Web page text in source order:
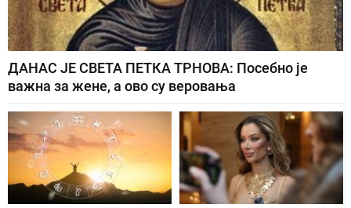
ДАНАС ЈЕ СВЕТА ПЕТКА ТРНОВА: Посебно је
важна за жене, а ово су веровања